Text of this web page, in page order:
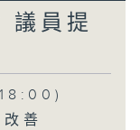
議員提
善